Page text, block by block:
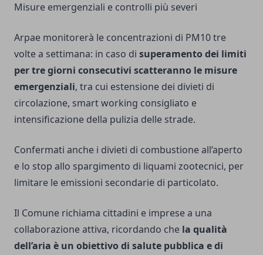
Misure emergenziali e controlli più severi
Arpae monitorerà le concentrazioni di PM10 tre
volte a settimana: in caso di superamento dei limiti
per tre giorni consecutivi scatteranno le misure
emergenziali, tra cui estensione dei divieti di
circolazione, smart working consigliato e
intensificazione della pulizia delle strade.
Confermati anche i divieti di combustione all’aperto
e lo stop allo spargimento di liquami zootecnici, per
limitare le emissioni secondarie di particolato.
Il Comune richiama cittadini e imprese a una
collaborazione attiva, ricordando che la qualità
dell’aria è un obiettivo di salute pubblica e di